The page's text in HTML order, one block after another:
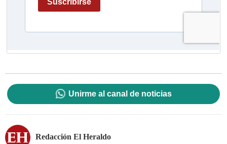
Unirme al canal de noticias
Redacción El Heraldo